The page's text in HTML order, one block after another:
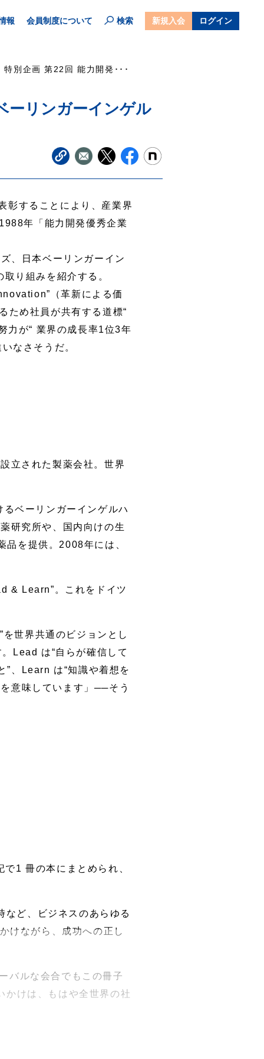
報 会員制度について 検索 新規入会 ログイン
特別企画 第22回 能力開発･･･
ーリンガーインゲル
彰することにより、産業界
年「能力開発優秀企業
、日本ベーリンガーイン
り組みを紹介する。
（革新による価
ため社員が共有する道標“
力が“ 業界の成長率1位3年
なさそうだ。
立された製薬会社。世界
ベーリンガーインゲルハ
研究所や、国内向けの生
品を提供。2008年には、
& Learn”。これをドイツ
世界共通のビジョンとし
Lead は“自らが確信して
”、Learn は“知識や着想を
意味しています」──そう
1 冊の本にまとめられ、
など、ビジネスのあらゆる
けながら、成功への正し
バルな会合でもこの冊子
かけは、もはや全世界の社